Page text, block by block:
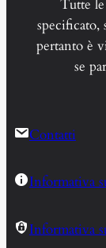
Tutte
specificato,
pertanto è
se
Contatti
Informativa
Informativa